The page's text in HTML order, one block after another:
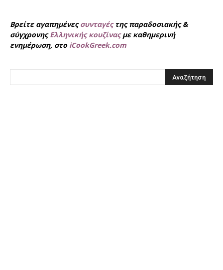
Βρείτε αγαπημένεςσυνταγέςτης παραδοσιακής &
σύγχρονηςΕλληνικής κουζίναςμε καθημερινή
ενημέρωση, στο iCookGreek.com